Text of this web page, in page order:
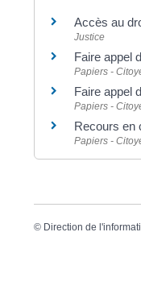
Accès au
Justice
Faire appel
Papiers -
Faire appel
Papiers -
Recours en
Papiers -
© Direction de